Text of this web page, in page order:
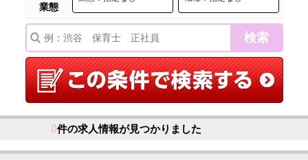
業態
0件の求人情報が見つかりました